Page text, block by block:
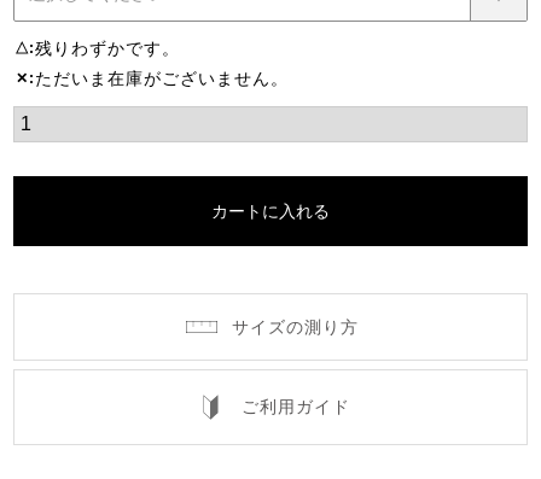
△ 残りわずかです。
✕ ただいま在庫がございません。
カートに入れる
サイズの測り方
ご利用ガイド